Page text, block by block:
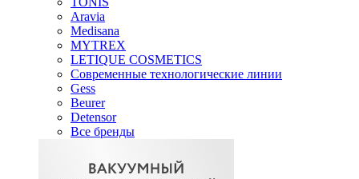
Aravia
Medisana
MYTREX
LETIQUE COSMETICS
Современные технологические линии
Gess
Beurer
Detensor
Все бренды